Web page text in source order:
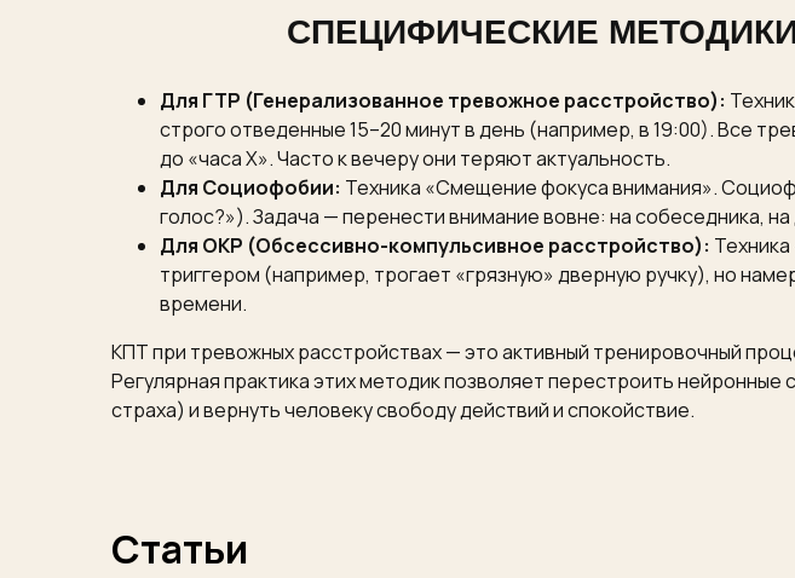
СПЕЦИФИЧЕСКИЕ
Для ГТР (Генерализованное тревожное расстройство):
строго отведенные 15–20 минут в день (например, в 19:00). Все
до «часа Х». Часто к вечеру они теряют актуальность.
Для Социофобии: Техника «Смещение фокуса внимания».
голос?»). Задача — перенести внимание вовне: на собеседника,
Для ОКР (Обсессивно-компульсивное расстройство):
триггером (например, трогает «грязную» дверную ручку), но
времени.
КПТ при тревожных расстройствах — это активный тренировочный
Регулярная практика этих методик позволяет перестроить
страха) и вернуть человеку свободу действий и спокойствие.
Статьи